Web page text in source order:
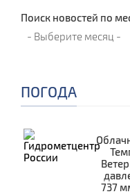
Поиск новостей по
ПОГОДА
737